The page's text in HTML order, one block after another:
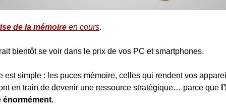
de la mémoire en cours.
bientôt se voir dans le prix de vos PC et smartphones.
est simple : les puces mémoire, celles qui rendent vos
en train de devenir une ressource stratégique… parce que
énormément.